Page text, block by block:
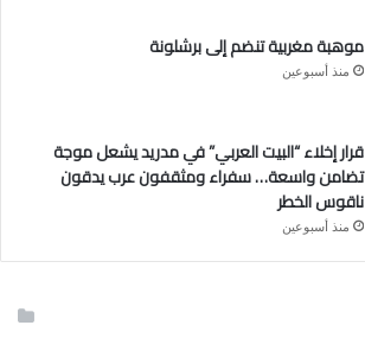
موهبة مغربية تنضم إلى برشلونة
منذ أسبوعين
قرار إخلاء “البيت العربي” في مدريد يشعل موجة
تضامن واسعة… سفراء ومثقفون عرب يدقون
ناقوس الخطر
منذ أسبوعين